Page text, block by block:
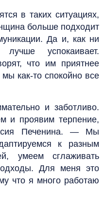
в таких ситуациях,
больше подходит
Да и, как ни
успокаивает.
что им приятнее
как-то спокойно все
и заботливо.
и проявим терпение,
Печенина. — Мы
к разным
умеем сглаживать
Для меня это
что я много работаю